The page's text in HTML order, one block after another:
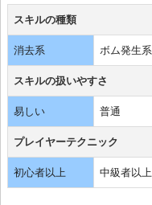
スキルの種類
消去系 ボム発生系
スキルの扱いやすさ
易しい 普通
プレイヤーテクニック
初心者以上 中級者以上